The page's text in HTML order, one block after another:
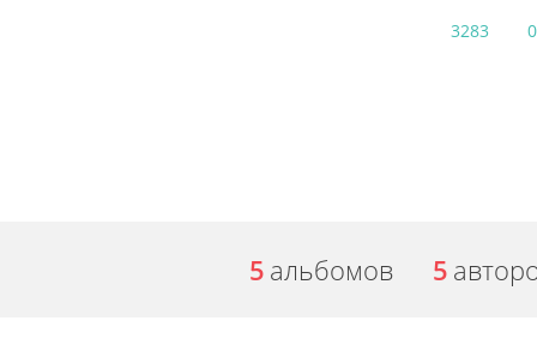
3283 0
5 альбомов 5